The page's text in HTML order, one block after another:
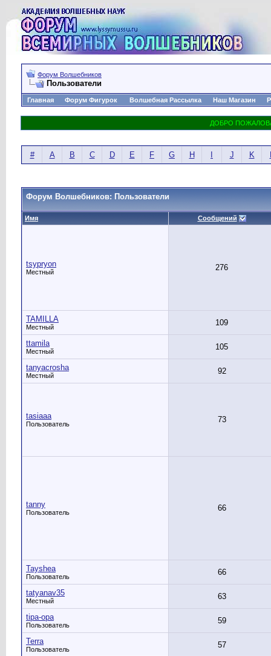
Форум Волшебников
Пользователи
Главная Форум Фигурок Волшебная Рассылка Наш Магазин
# A B C D E F G H J K
Форум Волшебников: Пользователи
Имя Сообщений
tsypryon
Местный 276
TAMILLA
Местный 109
ttamila
Местный 105
tanyacrosha
Местный 92
tasiaaa
Пользователь 73
tanny
Пользователь 66
Tayshea
Пользователь 66
tatyanav35
Местный 63
tipa-opa
Пользователь 59
Terra
Пользователь 57